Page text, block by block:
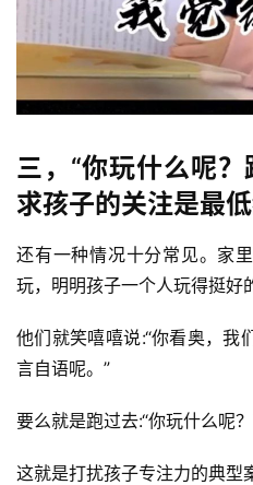
三，“你玩什么呢
求孩子的关注是最
还有一种情况十分常见。家
玩，明明孩子一个人玩得挺好
他们就笑嘻嘻说:“你看奥，我
言自语呢。”
要么就是跑过去:“你玩什么呢
这就是打扰孩子专注力的典型